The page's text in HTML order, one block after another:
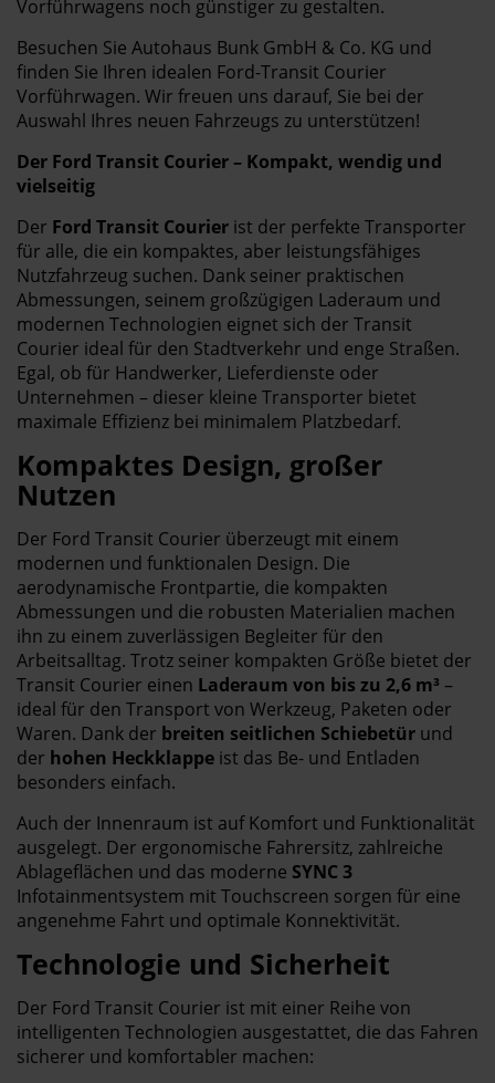
Vorführwagens noch günstiger zu gestalten.
Besuchen Sie Autohaus Bunk GmbH & Co. KG und
finden Sie Ihren idealen Ford-Transit Courier
Vorführwagen. Wir freuen uns darauf, Sie bei der
Auswahl Ihres neuen Fahrzeugs zu unterstützen!
Der Ford Transit Courier – Kompakt, wendig und
vielseitig
Der Ford Transit Courier ist der perfekte Transporter
für alle, die ein kompaktes, aber leistungsfähiges
Nutzfahrzeug suchen. Dank seiner praktischen
Abmessungen, seinem großzügigen Laderaum und
modernen Technologien eignet sich der Transit
Courier ideal für den Stadtverkehr und enge Straßen.
Egal, ob für Handwerker, Lieferdienste oder
Unternehmen – dieser kleine Transporter bietet
maximale Effizienz bei minimalem Platzbedarf.
Kompaktes Design, großer
Nutzen
Der Ford Transit Courier überzeugt mit einem
modernen und funktionalen Design. Die
aerodynamische Frontpartie, die kompakten
Abmessungen und die robusten Materialien machen
ihn zu einem zuverlässigen Begleiter für den
Arbeitsalltag. Trotz seiner kompakten Größe bietet der
Transit Courier einen Laderaum von bis zu 2,6 m³ –
ideal für den Transport von Werkzeug, Paketen oder
Waren. Dank der breiten seitlichen Schiebetür und
der hohen Heckklappe ist das Be- und Entladen
besonders einfach.
Auch der Innenraum ist auf Komfort und Funktionalität
ausgelegt. Der ergonomische Fahrersitz, zahlreiche
Ablageflächen und das moderne SYNC 3
Infotainmentsystem mit Touchscreen sorgen für eine
angenehme Fahrt und optimale Konnektivität.
Technologie und Sicherheit
Der Ford Transit Courier ist mit einer Reihe von
intelligenten Technologien ausgestattet, die das Fahren
sicherer und komfortabler machen: